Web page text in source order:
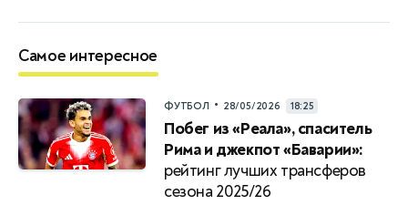
Самое интересное
ФУТБОЛ • 28/05/2026 18:25
Побег из «Реала», спаситель
Рима и джекпот «Баварии»:
рейтинг лучших трансферов
сезона 2025/26